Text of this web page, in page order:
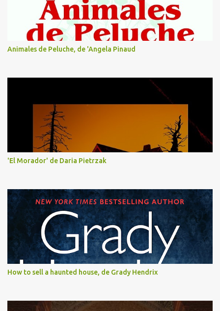
Animales de Peluche, de 'Angela Pinaud
'El Morador' de Daria Pietrzak
How to sell a haunted house, de Grady Hendrix